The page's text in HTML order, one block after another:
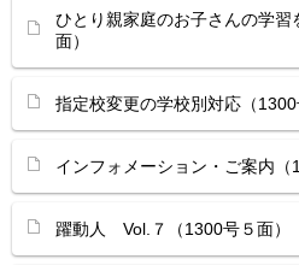
ひとり親家庭のお子さんの学習
面）
指定校変更の学校別対応（1300
インフォメーション・ご案内（
躍動人 Vol.７（1300号５面）